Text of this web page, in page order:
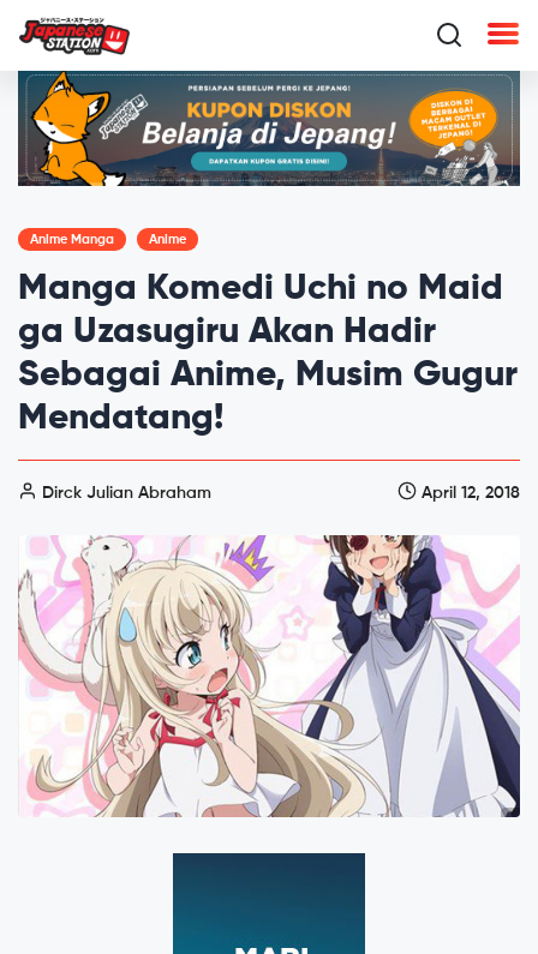
Anime Manga Anime
Manga Komedi Uchi no Maid
ga Uzasugiru Akan Hadir
Sebagai Anime, Musim Gugur
Mendatang!
Dirck Julian Abraham April 12, 2018